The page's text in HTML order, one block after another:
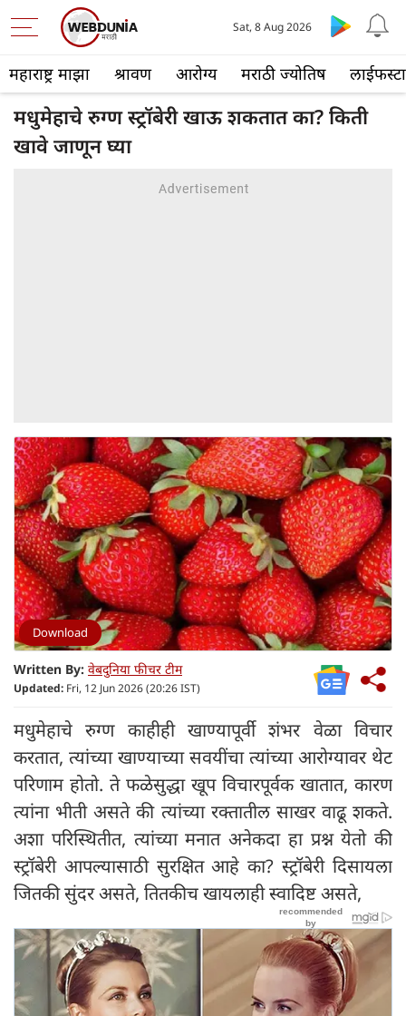
महाराष्ट्र माझा श्रावण आरोग्य मराठी ज्योतिष
Sat, 8 Aug 2026
मधुमेहाचे रुग्ण स्ट्रॉबेरी खाऊ शकतात का? किती
खावे जाणून घ्या
Download
Written By: वेबदुनिया फीचर टीम
Updated: Fri, 12 Jun 2026 (20:26 IST)
मधुमेहाचे रुग्ण काहीही खाण्यापूर्वी शंभर वेळा विचार
करतात, त्यांच्या खाण्याच्या सवयींचा त्यांच्या आरोग्यावर थेट
परिणाम होतो. ते फळेसुद्धा खूप विचारपूर्वक खातात, कारण
त्यांना भीती असते की त्यांच्या रक्तातील साखर वाढू शकते.
अशा परिस्थितीत, त्यांच्या मनात अनेकदा हा प्रश्न येतो की
स्ट्रॉबेरी आपल्यासाठी सुरक्षित आहे का? स्ट्रॉबेरी दिसायला
जितकी सुंदर असते, तितकीच खायलाही स्वादिष्ट असते,